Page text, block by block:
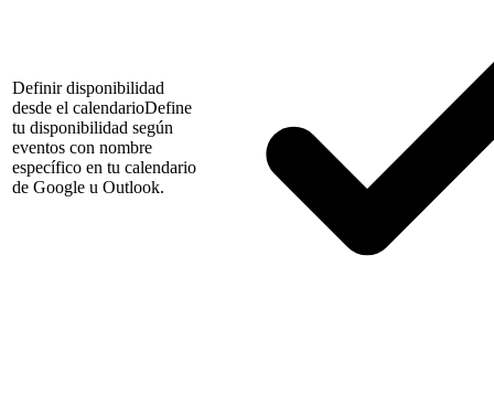
Definir disponibilidad
desde el calendarioDefine
tu disponibilidad según
eventos con nombre
específico en tu calendario
de Google u Outlook.